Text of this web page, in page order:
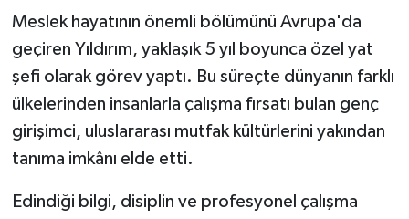
Meslek hayatının önemli bölümünü Avrupa'da
geçiren Yıldırım, yaklaşık 5 yıl boyunca özel yat
şefi olarak görev yaptı. Bu süreçte dünyanın farklı
ülkelerinden insanlarla çalışma fırsatı bulan genç
girişimci, uluslararası mutfak kültürlerini yakından
tanıma imkânı elde etti.
Edindiği bilgi, disiplin ve profesyonel çalışma